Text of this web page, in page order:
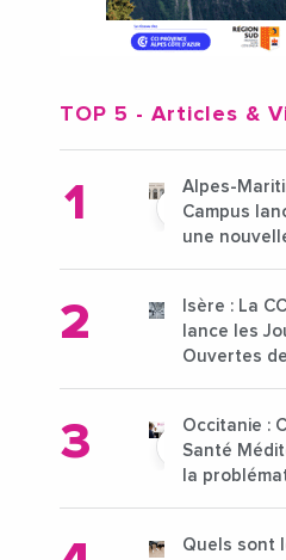
TOP 5 - Articles &
Alpes-
Campus
une
Isère : La
lance les
Ouvertes
Occitanie :
Santé
la
Quels sont